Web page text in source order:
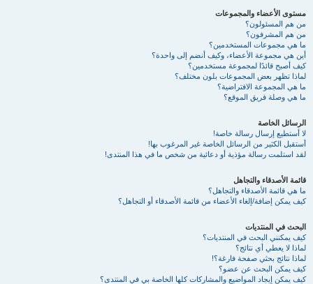
مستوى الأعضاء والمجموعات
من هم المسئولون؟
من هم المشرفون؟
ما هي مجموعات المستخدمين؟
أين هي مجموعة الأعضاء، وكيف أنضم إلى واحدة؟
كيف أصبح قائدًا لمجموعة مستخدمين؟
لماذا تظهر بعض المجموعات بلون مختلف؟
ما هي المجموعة الافتراضية؟
ما هي وصلة فريق الموقع؟
الرسائل الخاصة
لا أستطيع إرسال رسالة خاصة!
أستقبل الكثير من الرسائل الخاصة غير المرغوب بها!
لقد استلمت رسالة مؤذية أو دعائية من شخص ما في هذا المنتدى!
قائمة الأصدقاء والتجاهل
ما هي قائمة الأصدقاء والتجاهل؟
كيف يمكن إضافة/إلغاء الأعضاء من قائمة الأصدقاء أو التجاهل؟
البحث في المنتديات
كيف يمكنني البحث في المنتديات؟
لماذا لا يعطي أي نتائج؟
لماذا نتائج بحثي صفحة فارغة؟!
كيف يمكن البحث عن عضو؟
كيف يمكن إيجاد المواضيع والمشاركات كلها الخاصة بي في المنتدى؟